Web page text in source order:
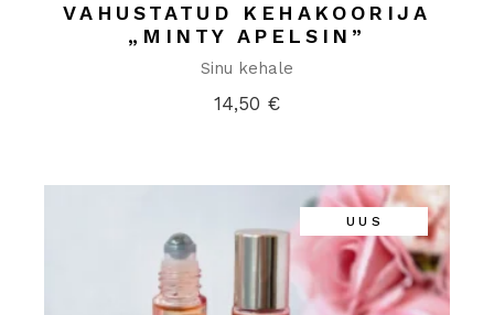
VAHUSTATUD KEHAKOORIJA
„MINTY APELSIN”
Sinu kehale
14,50 €
UUS